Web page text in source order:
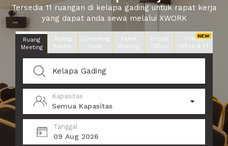
Tersedia 11 ruangan di kelapa gading untuk rapat kerja
yang dapat anda sewa melalui XWORK
Ruang
Meeting
Ruang
Kantor
Coworking
Desk
Paket
Meeting
Virtual
Office
Virtual
Office & PT
Kapasitas
Semua Kapasitas
Tanggal
09 Aug 2026